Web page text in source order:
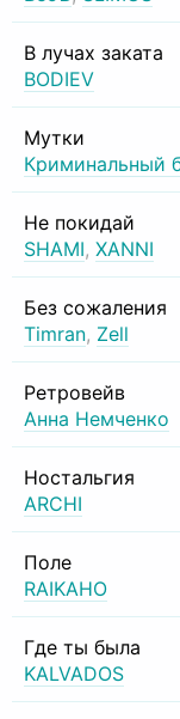
В лучах заката
BODIEV
Мутки
Криминальный
Не покидай
SHAMI, XANNI
Без сожаления
Timran, Zell
Ретровейв
Анна Немченко
Ностальгия
ARCHI
Поле
RAIKAHO
Где ты была
KALVADOS